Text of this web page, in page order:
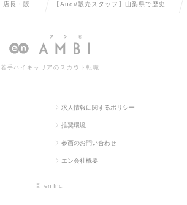
店長・販
理の転職
【Audi/販売スタッフ】山梨県で歴史の
2回の求人情報
若手ハイキャリアのスカウト転職
求人情報に関するポリシー
推奨環境
参画のお問い合わせ
エン会社概要
© en Inc.